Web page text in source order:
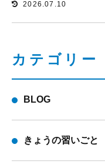
2026.07.10
カテゴリー
BLOG
きょうの習いごと